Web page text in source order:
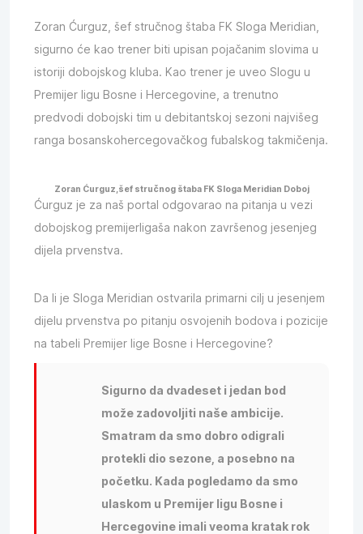
Zoran Ćurguz, šef stručnog štaba FK Sloga Meridian,
sigurno će kao trener biti upisan pojačanim slovima u
istoriji dobojskog kluba. Kao trener je uveo Slogu u
Premijer ligu Bosne i Hercegovine, a trenutno
predvodi dobojski tim u debitantskoj sezoni najvišeg
ranga bosanskohercegovačkog fubalskog takmičenja.
Zoran Ćurguz,šef stručnog štaba FK Sloga Meridian Doboj
Ćurguz je za naš portal odgovarao na pitanja u vezi
dobojskog premijerligaša nakon završenog jesenjeg
dijela prvenstva.
Da li je Sloga Meridian ostvarila primarni cilj u jesenjem
dijelu prvenstva po pitanju osvojenih bodova i pozicije
na tabeli Premijer lige Bosne i Hercegovine?
Sigurno da dvadeset i jedan bod
može zadovoljiti naše ambicije.
Smatram da smo dobro odigrali
protekli dio sezone, a posebno na
početku. Kada pogledamo da smo
ulaskom u Premijer ligu Bosne i
Hercegovine imali veoma kratak rok